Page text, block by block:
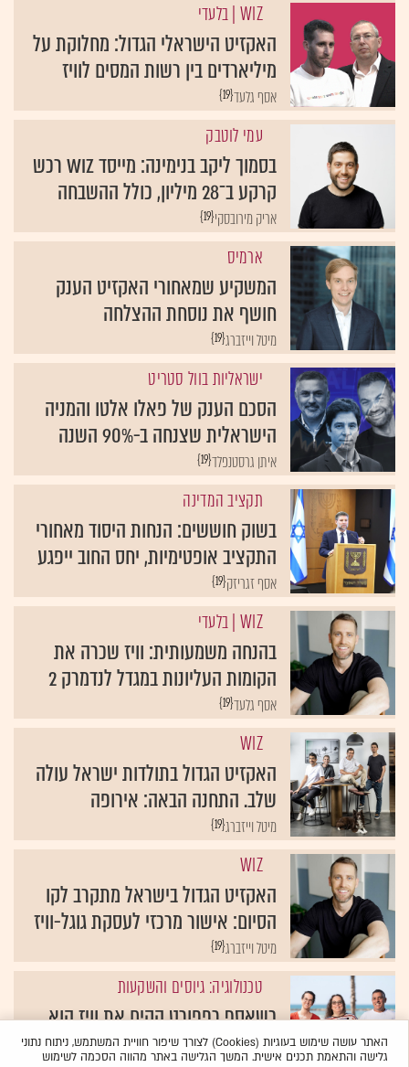
WIZ| בלעדי
האקזיט הישראלי הגדול: מחלוקת על
מיליארדים בין רשות המסים לוויז
{19}אסף גלעד
עמי לוטבק
בסמוך ליקב בנימינה: מייסד WIZ רכש
קרקע ב־28 מיליון, כולל ההשבחה
{19}אריק מירובסקי
ארמיס
המשקיע שמאחורי האקזיט הענק
חושף את נוסחת ההצלחה
{19}מיטל וייזברג
ישראליות בוול סטריט
הסכם הענק של פאלו אלטו והמניה
הישראלית שצנחה ב-90% השנה
{19}איתן גרסטנפלד
תקציב המדינה
בשוק חוששים: הנחות היסוד מאחורי
התקציב אופטימיות, יחס החוב ייפגע
{19}אסף זגריזק
WIZ| בלעדי
בהנחה משמעותית: וויז שכרה את
הקומות העליונות במגדל לנדמרק 2
{19}אסף גלעד
WIZ
האקזיט הגדול בתולדות ישראל עולה
שלב. התחנה הבאה: אירופה
{19}מיטל וייזברג
WIZ
האקזיט הגדול בישראל מתקרב לקו
הסיום: אישור מרכזי לעסקת גוגל-וויז
{19}מיטל וייזברג
טכנולוגיה: גיוסים והשקעות
כשאסף רפפורט הקים את וויז הוא
צירף קומץ של אנשים, כולל הקרן הזו
האתר עושה שימוש בעוגיות (Cookies) לצורך שיפור חוויית המשתמש, ניתוח נתוני
גלישה והתאמת תכנים אישית. המשך הגלישה באתר מהווה הסכמה לשימוש